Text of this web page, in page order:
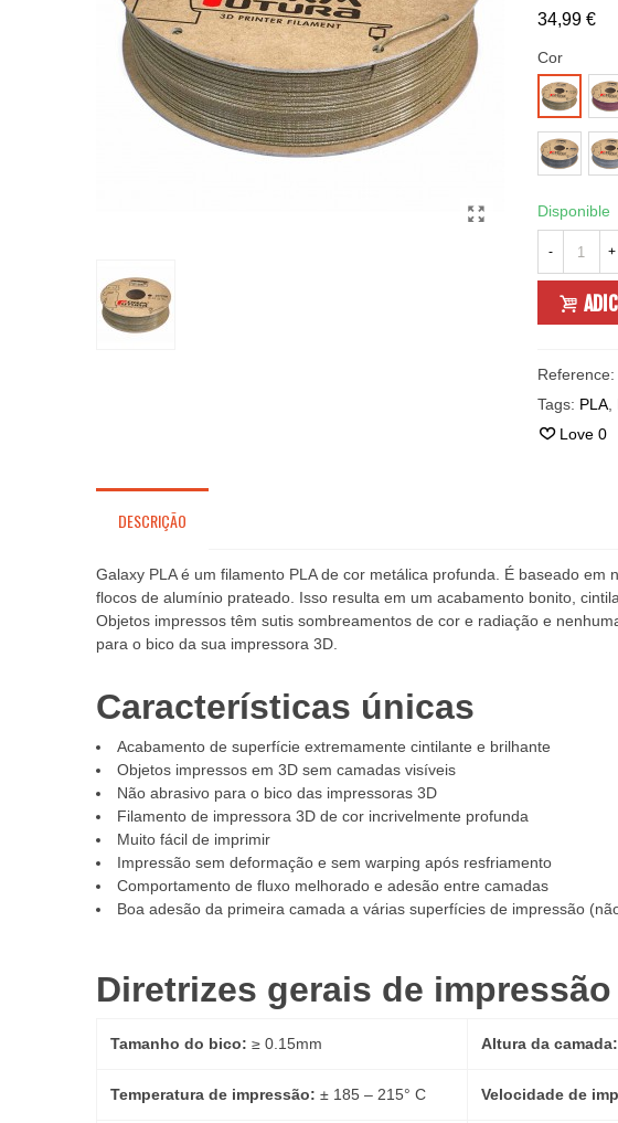
34,99 €
Cor
GOLD
Space
Grey
Disponible
- +
Reference:
Tags: PLA,
Love 0
DESCRIÇÃO
Galaxy PLA é um filamento PLA de cor metálica profunda. É baseado
flocos de alumínio prateado. Isso resulta em um acabamento bonito,
Objetos impressos têm sutis sombreamentos de cor e radiação e
para o bico da sua impressora 3D.
Características únicas
Acabamento de superfície extremamente cintilante e brilhante
Objetos impressos em 3D sem camadas visíveis
Não abrasivo para o bico das impressoras 3D
Filamento de impressora 3D de cor incrivelmente profunda
Muito fácil de imprimir
Impressão sem deformação e sem warping após resfriamento
Comportamento de fluxo melhorado e adesão entre camadas
Boa adesão da primeira camada a várias superfícies de impressão
Diretrizes gerais de impressão
Tamanho do bico: ≥ 0.15mm Altura da
Temperatura de impressão: ± 185 – 215° C Velocidade de